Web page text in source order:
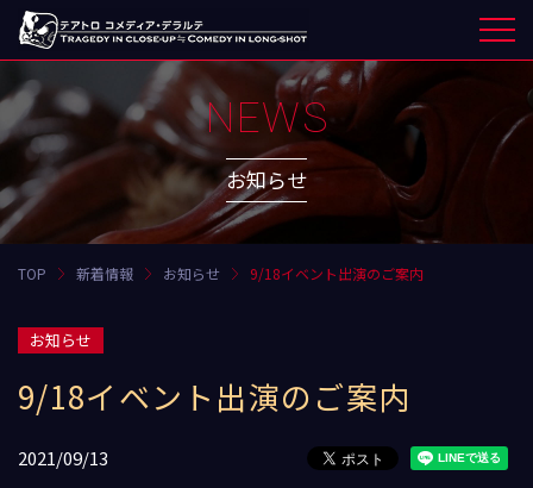
NEWS
お知らせ
TOP 新着情報 お知らせ 9/18イベント出演のご案内
お知らせ
9/18イベント出演のご案内
2021/09/13